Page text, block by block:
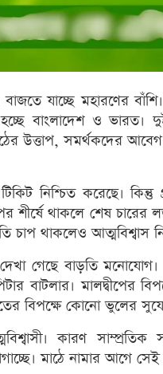
যাচ্ছে মহারণের
বাংলাদেশ ও
উত্তাপ, সমর্থকদের আবেগ
নিশ্চিত করেছে।
শীর্ষে থাকলে শেষ চারের
চাপ থাকলেও আত্মবিশ্বাস
গেছে বাড়তি
বাটলার। মালদ্বীপের
বিপক্ষে কোনো ভুলের
কারণ
মাঠে নামার আগে